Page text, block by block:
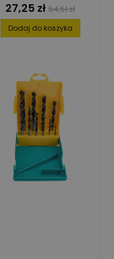
Cena
27,25 zł Cena
podstawowa
54,51 zł
Dodaj do koszyka